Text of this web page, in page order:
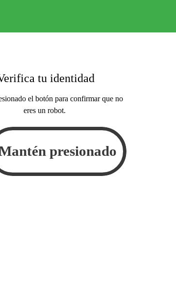
tu identidad
el botón para confirmar que no
eres un robot.